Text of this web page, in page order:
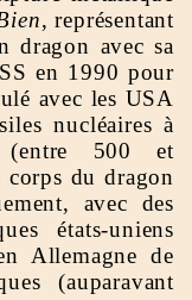
, représentant
dragon avec sa
en 1990 pour
avec les USA
nucléaires à
(entre 500 et
du dragon
avec des
états-uniens
Allemagne de
(auparavant